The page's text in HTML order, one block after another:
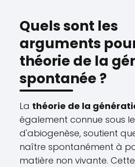
Quels sont les
arguments
théorie de la
spontanée ?
La théorie de la
également connue sous
d'abiogenèse, soutient
naître spontanément à
matière non vivante.